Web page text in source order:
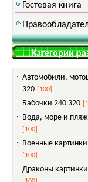
Гостевая книга
Категории
Автомобили,
320
[100]
Бабочки 240 320
Вода, море и
[100]
Военные
[100]
Драконы